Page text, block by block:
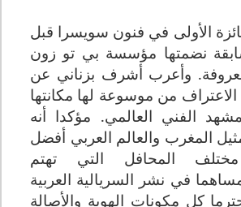
الأولى في فنون سويسرا قبل
نضمتها مؤسسة بي تو زون
. وأعرب أشرف بزناني عن
الاعتراف من موسوعة لها مكانتها
الفني العالمي. مؤكدا أنه
المغرب والعالم العربي أفضل
المحافل التي تهتم
مساهما في نشر السريالية العربية
كل مكونات الهوية والأصالة